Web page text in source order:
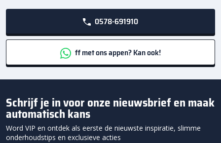
0578-691910
ff met ons appen? Kan ook!
Schrijf je in voor onze nieuwsbrief en maak
automatisch kans
Word VIP en ontdek als eerste de nieuwste inspiratie, slimme
onderhoudstips en exclusieve acties